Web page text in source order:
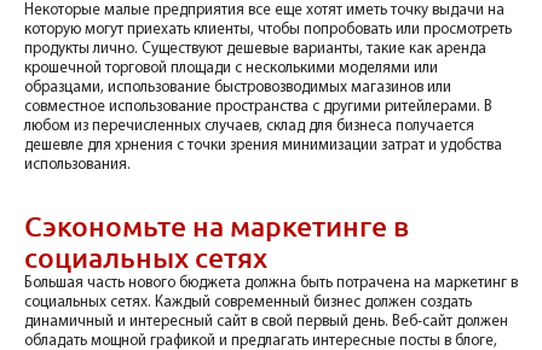
Некоторые малые предприятия все еще хотят иметь точку выдачи на
которую могут приехать клиенты, чтобы попробовать или просмотреть
продукты лично. Существуют дешевые варианты, такие как аренда
крошечной торговой площади с несколькими моделями или
образцами, использование быстровозводимых магазинов или
совместное использование пространства с другими ритейлерами. В
любом из перечисленных случаев, склад для бизнеса получается
дешевле для хрнения с точки зрения минимизации затрат и удобства
использования.
Сэкономьте на маркетинге в
социальных сетях
Большая часть нового бюджета должна быть потрачена на маркетинг в
социальных сетях. Каждый современный бизнес должен создать
динамичный и интересный сайт в свой первый день. Веб-сайт должен
обладать мощной графикой и предлагать интересные посты в блоге,